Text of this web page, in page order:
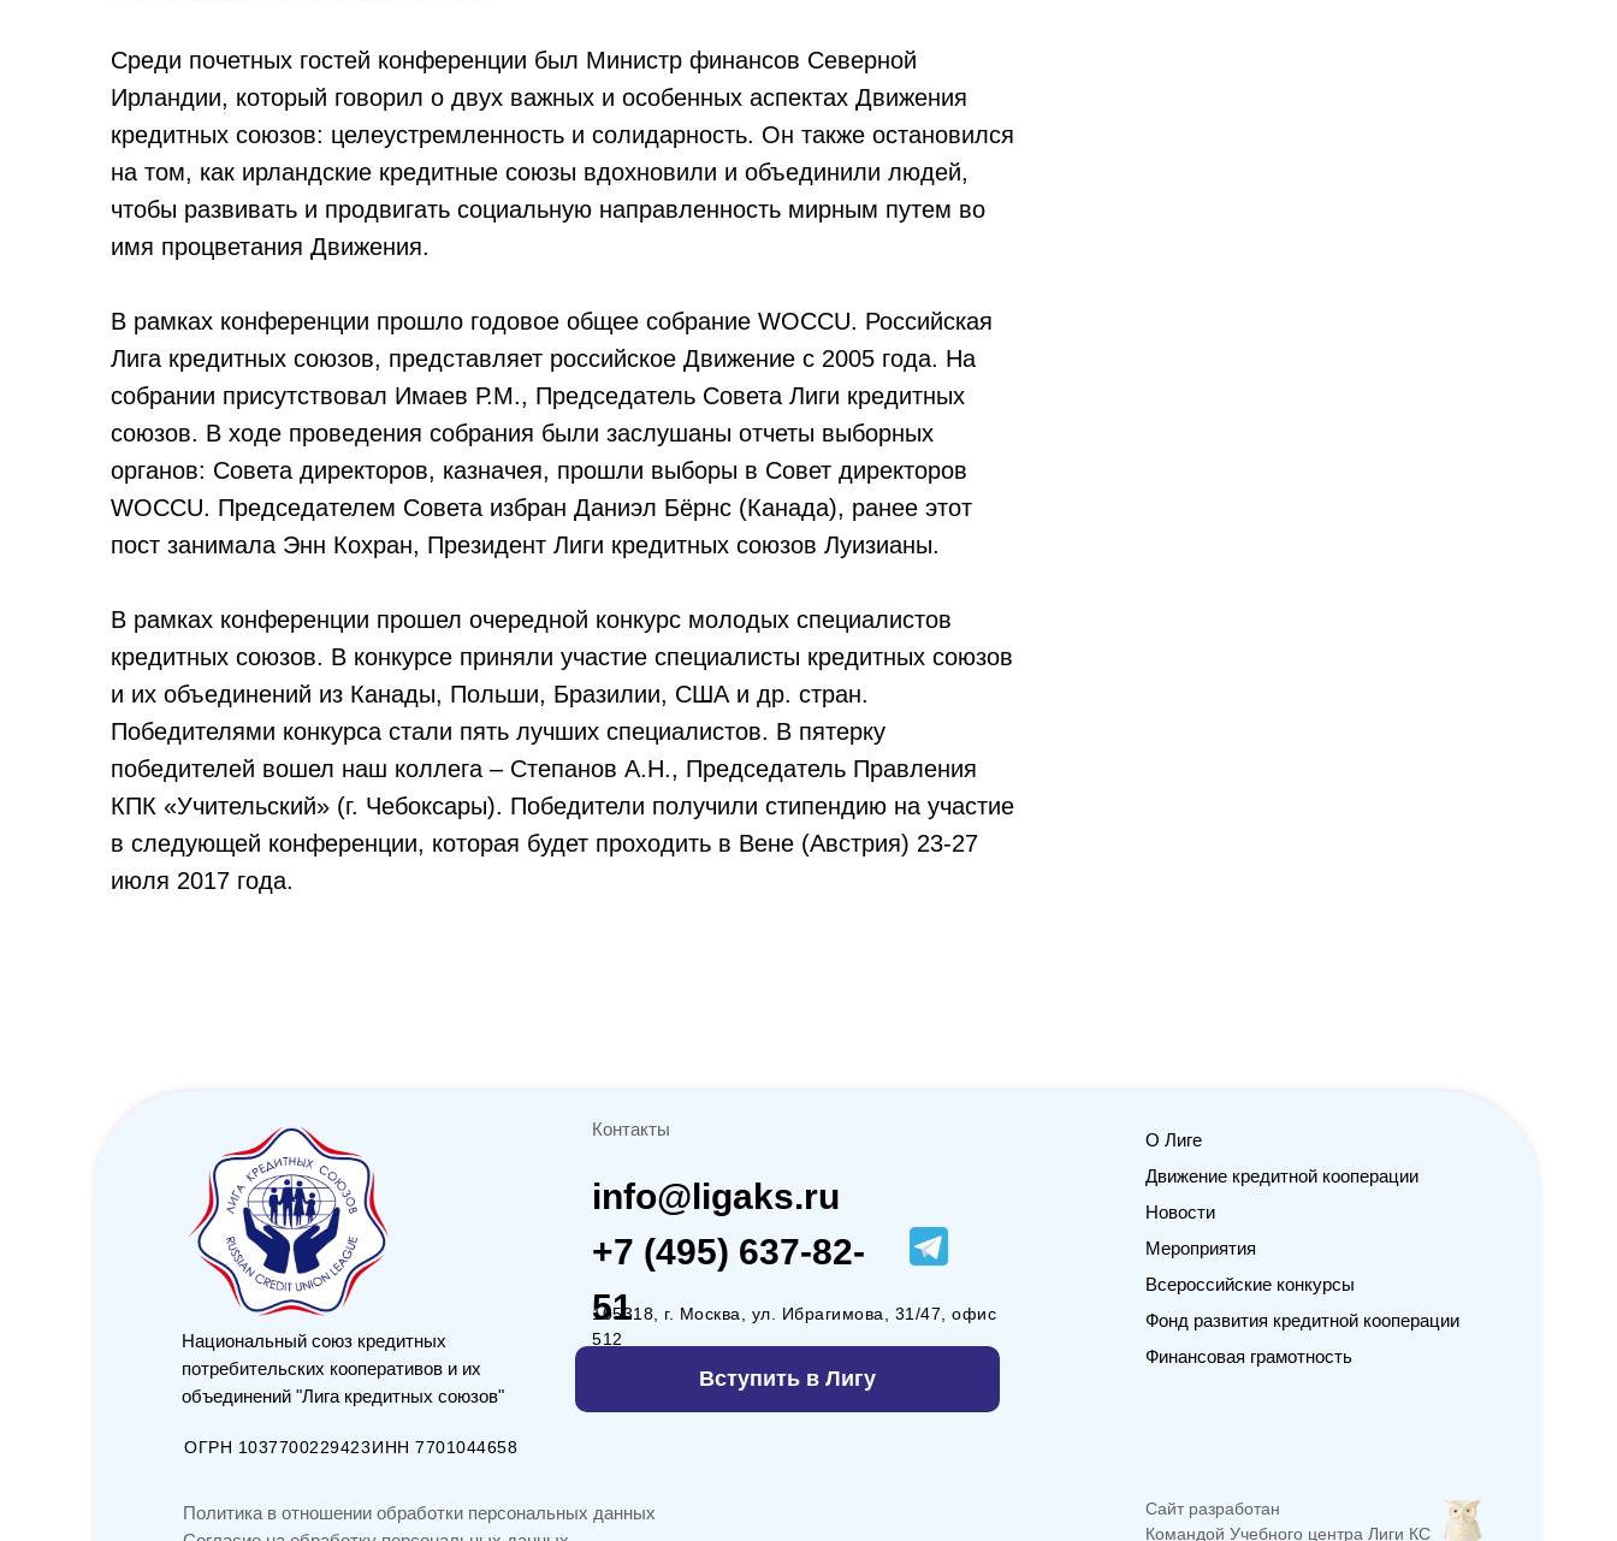
Среди почетных гостей конференции был Министр финансов Северной
Ирландии, который говорил о двух важных и особенных аспектах Движения
кредитных союзов: целеустремленность и солидарность. Он также остановился
на том, как ирландские кредитные союзы вдохновили и объединили людей,
чтобы развивать и продвигать социальную направленность мирным путем во
имя процветания Движения.
В рамках конференции прошло годовое общее собрание WOCCU. Российская
Лига кредитных союзов, представляет российское Движение с 2005 года. На
собрании присутствовал Имаев Р.М., Председатель Совета Лиги кредитных
союзов. В ходе проведения собрания были заслушаны отчеты выборных
органов: Совета директоров, казначея, прошли выборы в Совет директоров
WOCCU. Председателем Совета избран Даниэл Бёрнс (Канада), ранее этот
пост занимала Энн Кохран, Президент Лиги кредитных союзов Луизианы.
В рамках конференции прошел очередной конкурс молодых специалистов
кредитных союзов. В конкурсе приняли участие специалисты кредитных союзов
и их объединений из Канады, Польши, Бразилии, США и др. стран.
Победителями конкурса стали пять лучших специалистов. В пятерку
победителей вошел наш коллега – Степанов А.Н., Председатель Правления
КПК «Учительский» (г. Чебоксары). Победители получили стипендию на участие
в следующей конференции, которая будет проходить в Вене (Австрия) 23-27
июля 2017 года.
Национальный союз кредитных
потребительских кооперативов и их
объединений "Лига кредитных союзов"
ИНН 7701044658
ОГРН 1037700229423
Сайт разработан
Командой Учебного центра Лиги КС
Контакты
info@ligaks.ru
+7 (495) 637-82-
51
105318, г. Москва, ул. Ибрагимова, 31/47, офис
512
О Лиге
Движение кредитной кооперации
Новости
Мероприятия
Всероссийские конкурсы
Фонд развития кредитной кооперации
Финансовая грамотность
Политика в отношении обработки персональных данных
Вступить в Лигу
Будьте в курсе новостей
кредитной кооперации
Еженедельные новости от журнала «Вопросы
кредитной кооперации» и полезные материалы
с анонсами мероприятий от Учебного центра